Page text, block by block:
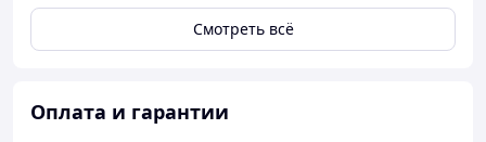
Смотреть всё
Оплата и гарантии